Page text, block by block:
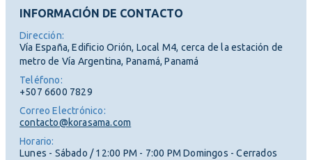
INFORMACIÓN DE CONTACTO
Dirección:
Vía España, Edificio Orión, Local M4, cerca de la estación de
metro de Vía Argentina, Panamá, Panamá
Teléfono:
+507 6600 7829
Correo Electrónico:
contacto@korasama.com
Horario:
Lunes - Sábado / 12:00 PM - 7:00 PM Domingos - Cerrados